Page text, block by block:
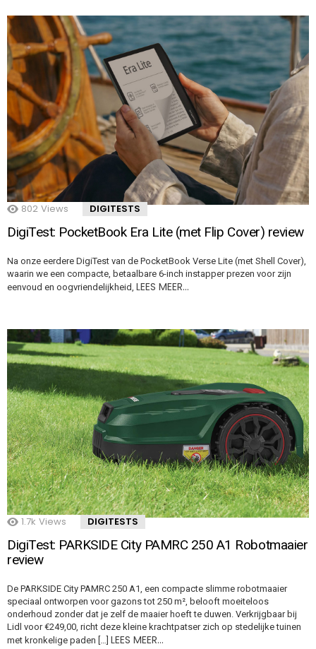
802 Views DIGITESTS
DigiTest: PocketBook Era Lite (met Flip Cover) review
Na onze eerdere DigiTest van de PocketBook Verse Lite (met Shell Cover),
waarin we een compacte, betaalbare 6-inch instapper prezen voor zijn
eenvoud en oogvriendelijkheid, LEES MEER…
1.7k Views DIGITESTS
DigiTest: PARKSIDE City PAMRC 250 A1 Robotmaaier
review
De PARKSIDE City PAMRC 250 A1, een compacte slimme robotmaaier
speciaal ontworpen voor gazons tot 250 m², belooft moeiteloos
onderhoud zonder dat je zelf de maaier hoeft te duwen. Verkrijgbaar bij
Lidl voor €249,00, richt deze kleine krachtpatser zich op stedelijke tuinen
met kronkelige paden […] LEES MEER…